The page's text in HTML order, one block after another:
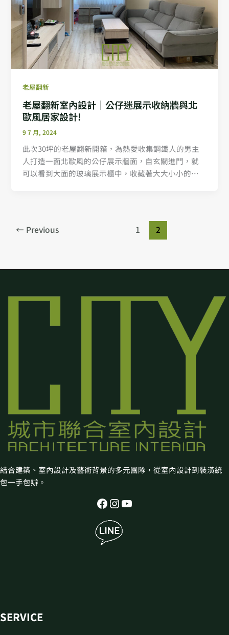
老屋翻新
老屋翻新室內設計｜公仔迷展示收納牆與北
歐風居家設計!
9 7 月, 2024
此次30坪的老屋翻新開箱，為熱愛收集鋼鐵人的男主
人打造一面北歐風的公仔展示牆面，自玄關進門，就
可以看到大面的玻璃展示櫃中，收藏著大大小小的公
忘。全室超耐磨木地板搭配上公仔牆的暖色燈具，營
造愜意療癒的休憩氛圍。
← Previous 1 2
結合建築、室內設計及藝術背景的多元團隊，從室內設計到裝潢統
包一手包辦。
SERVICE